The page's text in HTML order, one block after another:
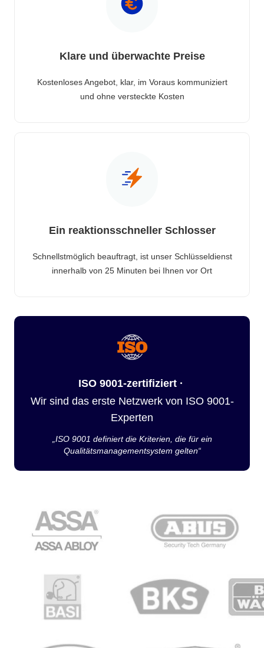
Klare und überwachte Preise
Kostenloses Angebot, klar, im Voraus kommuniziert
und ohne versteckte Kosten
Ein reaktionsschneller Schlosser
Schnellstmöglich beauftragt, ist unser Schlüsseldienst
innerhalb von 25 Minuten bei Ihnen vor Ort
ISO 9001-zertifiziert ·
Wir sind das erste Netzwerk von ISO 9001-
Experten
„ISO 9001 definiert die Kriterien, die für ein
Qualitätsmanagementsystem gelten“